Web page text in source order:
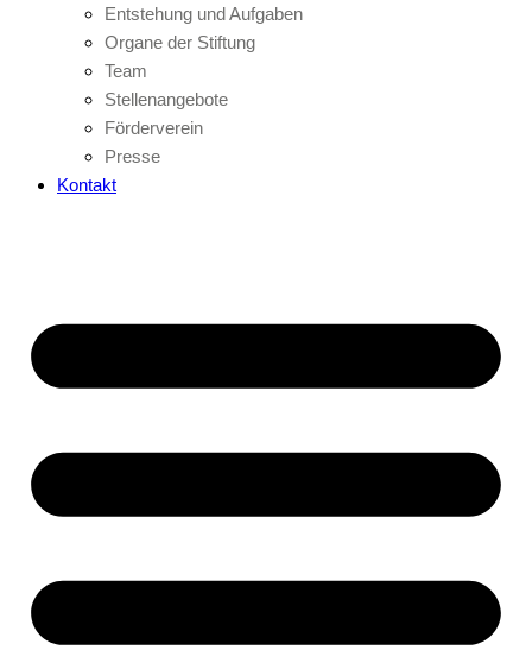
Entstehung und Aufgaben
Organe der Stiftung
Team
Stellenangebote
Förderverein
Presse
Kontakt